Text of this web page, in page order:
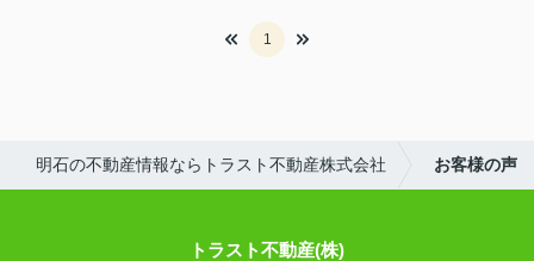
1
明石の不動産情報ならトラスト不動産株式会社 お客様の声
トラスト不動産(株)